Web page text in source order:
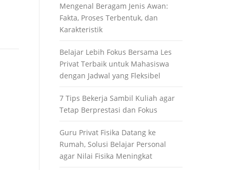
Mengenal Beragam Jenis Awan:
Fakta, Proses Terbentuk, dan
Karakteristik
Belajar Lebih Fokus Bersama Les
Privat Terbaik untuk Mahasiswa
dengan Jadwal yang Fleksibel
7 Tips Bekerja Sambil Kuliah agar
Tetap Berprestasi dan Fokus
Guru Privat Fisika Datang ke
Rumah, Solusi Belajar Personal
agar Nilai Fisika Meningkat